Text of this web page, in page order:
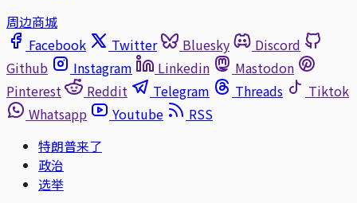
周边商城
Facebook
Twitter Bluesky
Discord
Github
Instagram Linkedin
Mastodon
Pinterest
Reddit Telegram Threads
Tiktok
Whatsapp
Youtube
RSS
特朗普来了
政治
选举